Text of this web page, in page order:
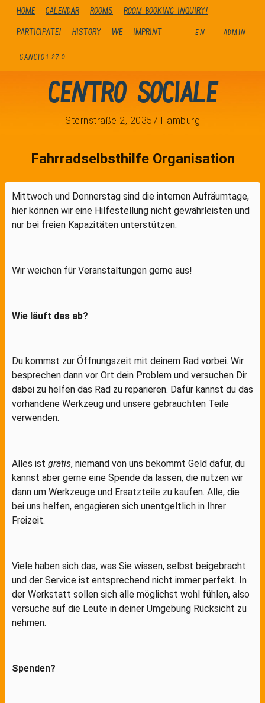
Home Calendar Rooms
Room booking inquiry!
Participate!
history We Imprint EN ADMIN
GANCIO 1.27.0
Centro Sociale
Sternstraße 2, 20357 Hamburg
Fahrradselbsthilfe Organisation
Mittwoch und Donnerstag sind die internen Aufräumtage,
hier können wir eine Hilfestellung nicht gewährleisten und
nur bei freien Kapazitäten unterstützen.
Wir weichen für Veranstaltungen gerne aus!
Wie läuft das ab?
Du kommst zur Öffnungszeit mit deinem Rad vorbei. Wir
besprechen dann vor Ort dein Problem und versuchen Dir
dabei zu helfen das Rad zu reparieren. Dafür kannst du das
vorhandene Werkzeug und unsere gebrauchten Teile
verwenden.
Alles ist gratis, niemand von uns bekommt Geld dafür, du
kannst aber gerne eine Spende da lassen, die nutzen wir
dann um Werkzeuge und Ersatzteile zu kaufen. Alle, die
bei uns helfen, engagieren sich unentgeltlich in Ihrer
Freizeit.
Viele haben sich das, was Sie wissen, selbst beigebracht
und der Service ist entsprechend nicht immer perfekt. In
der Werkstatt sollen sich alle möglichst wohl fühlen, also
versuche auf die Leute in deiner Umgebung Rücksicht zu
nehmen.
Spenden?